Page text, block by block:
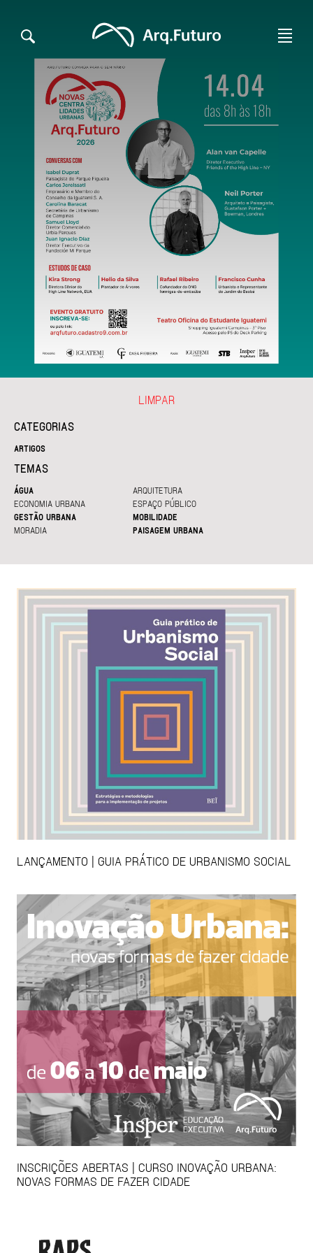
CATEGORIAS
ARTIGOS
TEMAS
ÁGUA
ARQUITETURA
ECONOMIA URBANA
ESPAÇO PÚBLICO
GESTÃO URBANA
MOBILIDADE
MORADIA
PAISAGEM URBANA
LIMPAR
LANÇAMENTO | GUIA PRÁTICO DE URBANISMO SOCIAL
INSCRIÇÕES ABERTAS | CURSO INOVAÇÃO URBANA:
NOVAS FORMAS DE FAZER CIDADE